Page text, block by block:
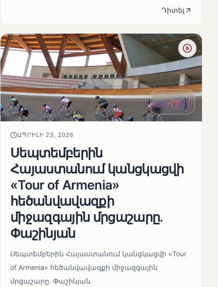
Դիտել
ԱՊՐԻԼԻ 23, 2026
Սեպտեմբերին
Հայաստանում կանցկացվի
«Tour of Armenia»
հեծանվավազքի
միջազգային մրցաշարը.
Փաշինյան
Սեպտեմբերին Հայաստանում կանցկացվի «Tour
of Armenia» հեծանվավազքի միջազգային
մրցաշարը. Փաշինյան